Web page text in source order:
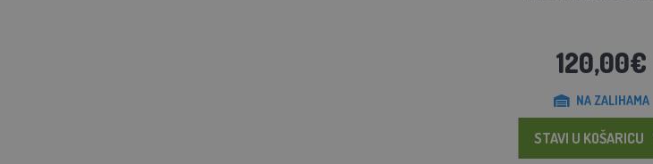
120,00€
NA ZALIHAMA
STAVI U KOŠARICU